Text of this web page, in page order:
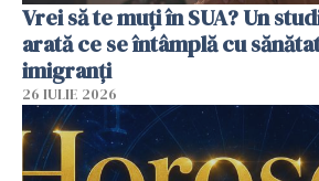
Vrei să te muți în SUA? Un
arată ce se întâmplă cu
imigranți
26 IULIE 2026